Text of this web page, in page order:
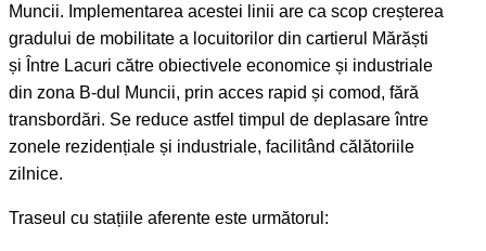
Muncii. Implementarea acestei linii are ca scop creșterea
gradului de mobilitate a locuitorilor din cartierul Mărăști
și Între Lacuri către obiectivele economice și industriale
din zona B-dul Muncii, prin acces rapid și comod, fără
transbordări. Se reduce astfel timpul de deplasare între
zonele rezidențiale și industriale, facilitând călătoriile
zilnice.
Traseul cu stațiile aferente este următorul: